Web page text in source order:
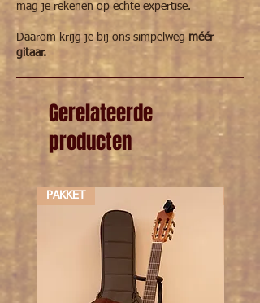
Actie 12fret bas 2,5mm
Actie 12fret
diskant
Bovenbreedte
Taille
Onderbreedte
Lengte klankkast
bovenbreedte
75mm
85mm
mag je rekenen op echte expertise.
Daarom krijg je bij ons simpelweg méér
gitaar.
Gerelateerde
producten
PAKKET